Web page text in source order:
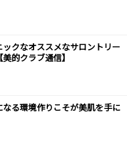
ックなオススメなサロントリー
的クラブ通信】
る環境作りこそが美肌を手に